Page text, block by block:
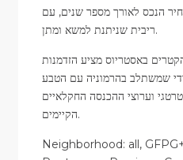
הנכס לאורך מספר שנים, עם
ריבית שניתנת למשא ומתן.
זה בשטח 65 הקטרים באסטריוס מציע הזדמנות
שמשתלב בהרמוניה עם הטבע
וערוצי ההכנסה החקלאיים
הקיימים.
Neighborhood: all,